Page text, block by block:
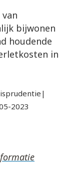
bijwonen
houdende
in
2023